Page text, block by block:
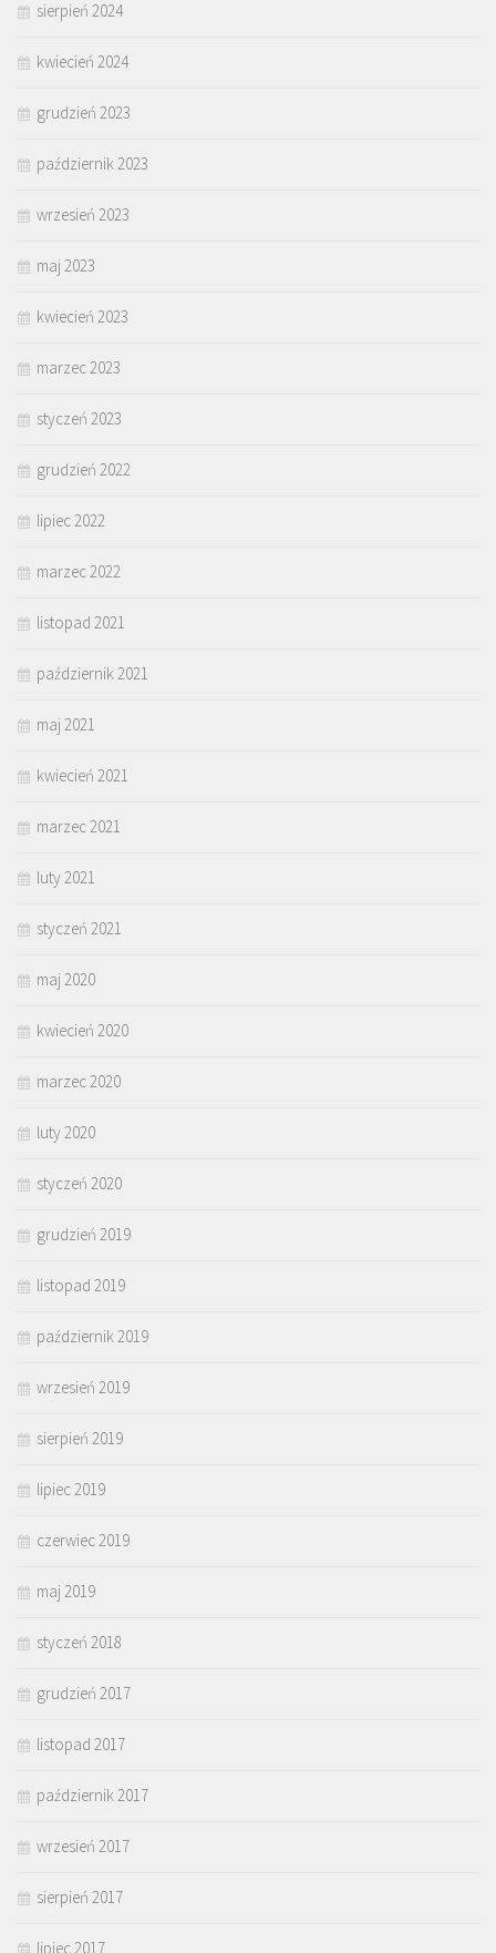
sierpień 2024
kwiecień 2024
grudzień 2023
październik 2023
wrzesień 2023
maj 2023
kwiecień 2023
marzec 2023
styczeń 2023
grudzień 2022
lipiec 2022
marzec 2022
listopad 2021
październik 2021
maj 2021
kwiecień 2021
marzec 2021
luty 2021
styczeń 2021
maj 2020
kwiecień 2020
marzec 2020
luty 2020
styczeń 2020
grudzień 2019
listopad 2019
październik 2019
wrzesień 2019
sierpień 2019
lipiec 2019
czerwiec 2019
maj 2019
styczeń 2018
grudzień 2017
listopad 2017
październik 2017
wrzesień 2017
sierpień 2017
lipiec 2017